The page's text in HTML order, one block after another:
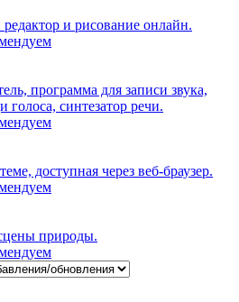
и рисование онлайн.
программа для записи звука,
синтезатор речи.
доступная через веб-браузер.
природы.